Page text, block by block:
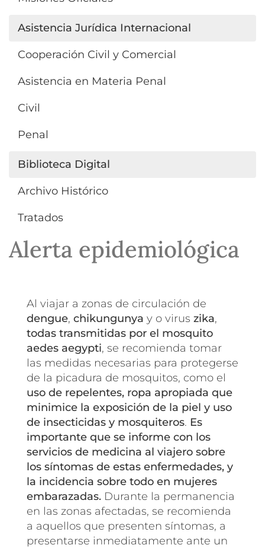
Asistencia Jurídica Internacional
Cooperación Civil y Comercial
Asistencia en Materia Penal
Civil
Penal
Biblioteca Digital
Archivo Histórico
Tratados
Alerta epidemiológica
Al viajar a zonas de circulación de
dengue, chikungunya y o virus zika,
todas transmitidas por el mosquito
aedes aegypti, se recomienda tomar
las medidas necesarias para protegerse
de la picadura de mosquitos, como el
uso de repelentes, ropa apropiada que
minimice la exposición de la piel y uso
de insecticidas y mosquiteros. Es
importante que se informe con los
servicios de medicina al viajero sobre
los síntomas de estas enfermedades, y
la incidencia sobre todo en mujeres
embarazadas. Durante la permanencia
en las zonas afectadas, se recomienda
a aquellos que presenten síntomas, a
presentarse inmediatamente ante un